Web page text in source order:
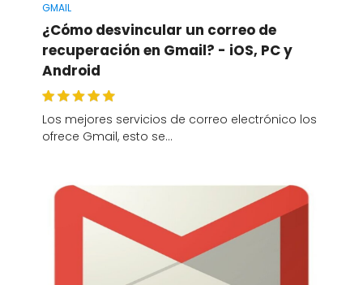
GMAIL
¿Cómo desvincular un correo de
recuperación en Gmail? - iOS, PC y
Android
Los mejores servicios de correo electrónico los
ofrece Gmail, esto se…